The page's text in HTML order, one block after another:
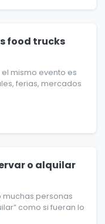
food trucks
mismo evento es
ferias, mercados
o alquilar
muchas personas
como si fueran lo